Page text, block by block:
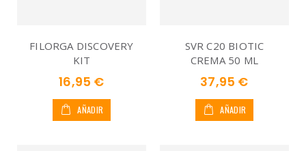
FILORGA DISCOVERY
KIT
16,95 €
AÑADIR
SVR C20 BIOTIC
CREMA 50 ML
37,95 €
AÑADIR